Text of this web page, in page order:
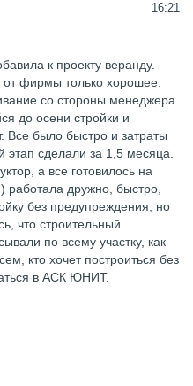
16:21
к проекту веранду.
от фирмы только хорошее.
со стороны менеджера
до осени стройки и
Все было быстро и затраты
сделали за 1,5 месяца.
а все готовилось на
работала дружно, быстро,
без предупреждения, но
что строительный
по всему участку, как
кто хочет построиться без
в АСК ЮНИТ.